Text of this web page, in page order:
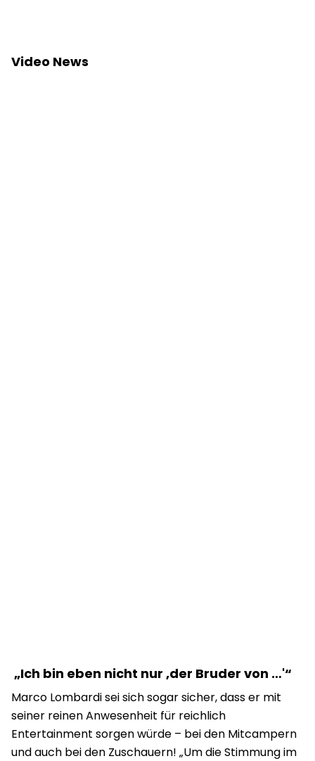
Video News
„Ich bin eben nicht nur ‚der Bruder von …'“
Marco Lombardi sei sich sogar sicher, dass er mit
seiner reinen Anwesenheit für reichlich
Entertainment sorgen würde – bei den Mitcampern
und auch bei den Zuschauern! „Um die Stimmung im